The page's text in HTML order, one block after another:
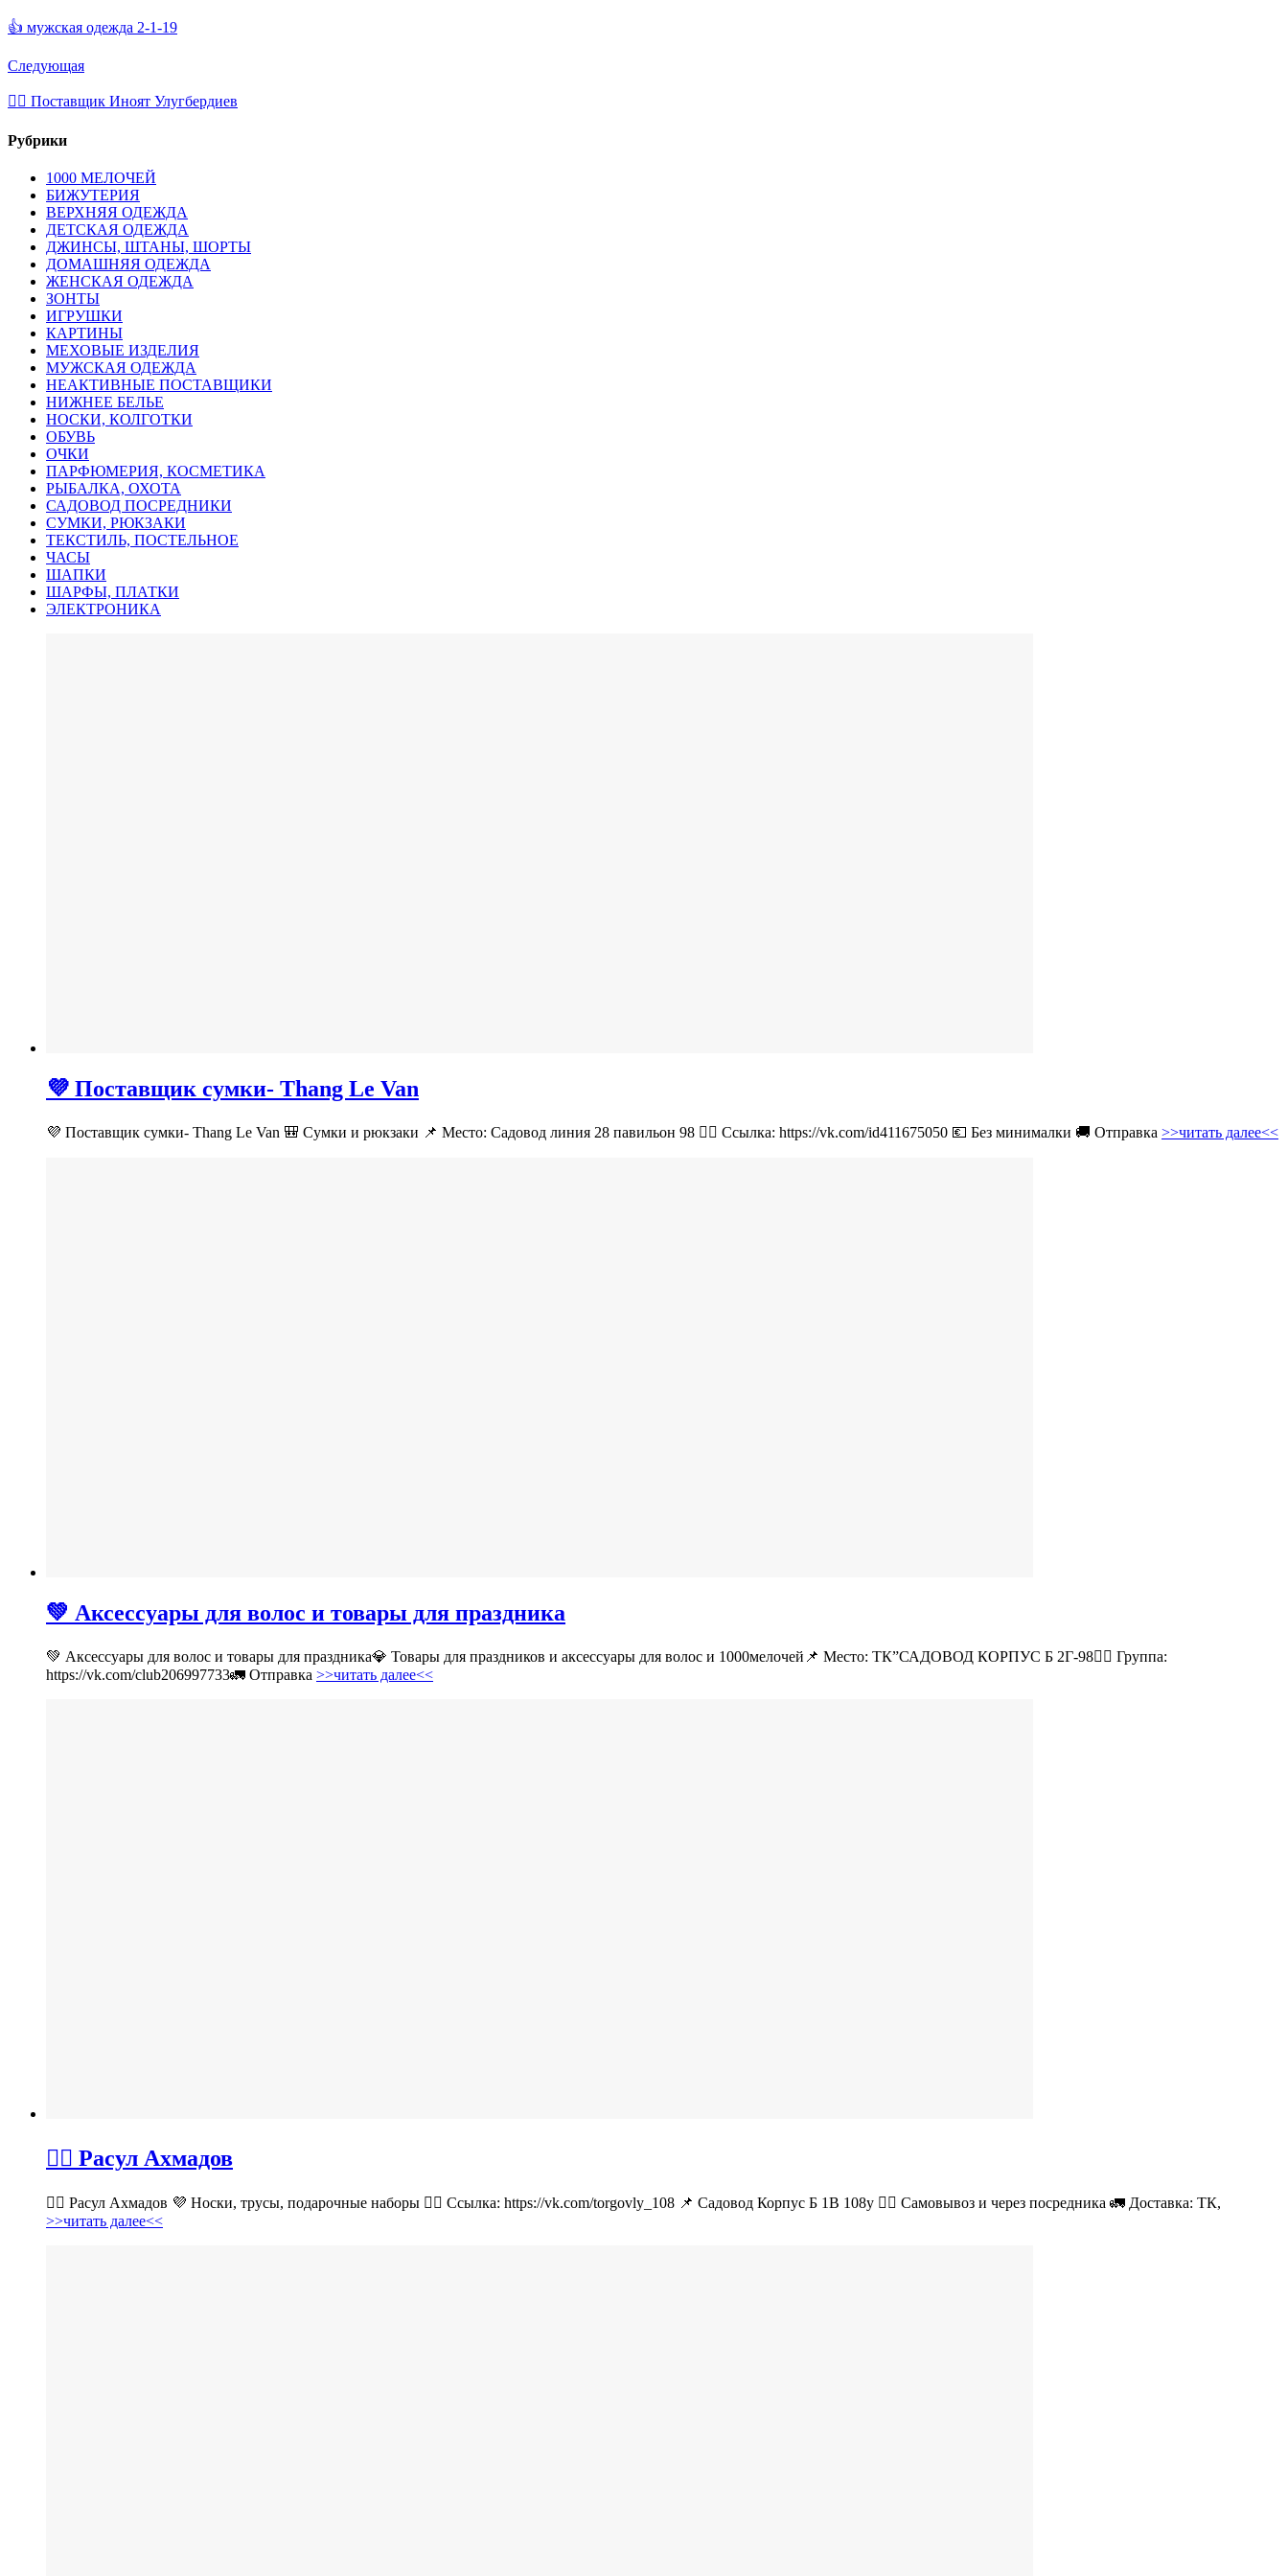
👍 мужская одежда 2-1-19
Следующая
💁‍♂ Поставщик Иноят Улугбердиев
Рубрики
1000 МЕЛОЧЕЙ
БИЖУТЕРИЯ
ВЕРХНЯЯ ОДЕЖДА
ДЕТСКАЯ ОДЕЖДА
ДЖИНСЫ, ШТАНЫ, ШОРТЫ
ДОМАШНЯЯ ОДЕЖДА
ЖЕНСКАЯ ОДЕЖДА
ЗОНТЫ
ИГРУШКИ
КАРТИНЫ
МЕХОВЫЕ ИЗДЕЛИЯ
МУЖСКАЯ ОДЕЖДА
НЕАКТИВНЫЕ ПОСТАВЩИКИ
НИЖНЕЕ БЕЛЬЕ
НОСКИ, КОЛГОТКИ
ОБУВЬ
ОЧКИ
ПАРФЮМЕРИЯ, КОСМЕТИКА
РЫБАЛКА, ОХОТА
САДОВОД ПОСРЕДНИКИ
СУМКИ, РЮКЗАКИ
ТЕКСТИЛЬ, ПОСТЕЛЬНОЕ
ЧАСЫ
ШАПКИ
ШАРФЫ, ПЛАТКИ
ЭЛЕКТРОНИКА
💜 Поставщик сумки- Thang Le Van
💜 Поставщик сумки- Thang Le Van 🎒 Сумки и рюкзаки 📌 Место: Садовод линия 28 павильон 98 👉🏻 Ссылка: https://vk.com/id411675050 💶 Без минималки 🚚 Отправка >>читать далее<<
💚 Аксессуары для волос и товары для праздника
💚 Аксессуары для волос и товары для праздника💎 Товары для праздников и аксессуары для волос и 1000мелочей📌 Место: ТК”САДОВОД КОРПУС Б 2Г-98👉🏻 Группа:
https://vk.com/club206997733🚛 Отправка >>читать далее<<
💁‍♂ Расул Ахмадов
💁‍♂ Расул Ахмадов 💜 Носки, трусы, подарочные наборы 👉🏻 Ссылка: https://vk.com/torgovly_108 📌 Садовод Корпус Б 1В 108у 🚶‍♂ Самовывоз и через посредника 🚛 Доставка: ТК,
>>читать далее<<